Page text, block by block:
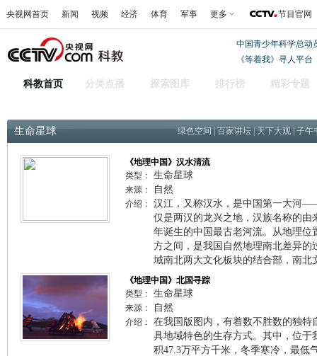
央视网首页 新闻 视频 经济 体育 军事 更多 节目官网
中国青少年科学总动
《等着我》寻人平台
科教首页 分类点播 探索图库 排行榜 精彩专题
生命星球 绿色空间|百家讲坛|天下大观|子午
《地理中国》汉水清流
类型：
生命星球
来源： 自然
介绍：
汉江，又称汉水，是中国第一大河
仅是两汉的龙兴之地，汉族名称的由
年诞生的中国最古老河流。从地理位
方之间，是我国自然地理南北差异的
域南北两大文化板块的结合部，南北
《地理中国》北国寻踪
类型：
生命星球
来源： 自然
介绍：
在我国版图内，有着数不胜数的独特
具地域特色的生存方式。其中，位于
积47.3万平方千米，冬季寒冷，最低